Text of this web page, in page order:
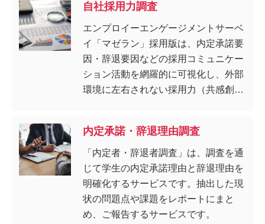
ィングサービスです。
自社採用力調査
エンプロイーエンゲージメントサーベ
イ「マゼラン」採用版は、内定承諾要
因・辞退要因などの採用コミュニケー
ション活動を網羅的に可視化し、外部
環境に左右されない採用力（共感創造
内定承諾・辞退理由調査
「内定者・辞退者調査」は、調査を通
じて学生の内定承諾理由と辞退理由を
明確化するサービスです。抽出した現
状の問題点や課題をレポートにまと
め、ご報告するサービスです。